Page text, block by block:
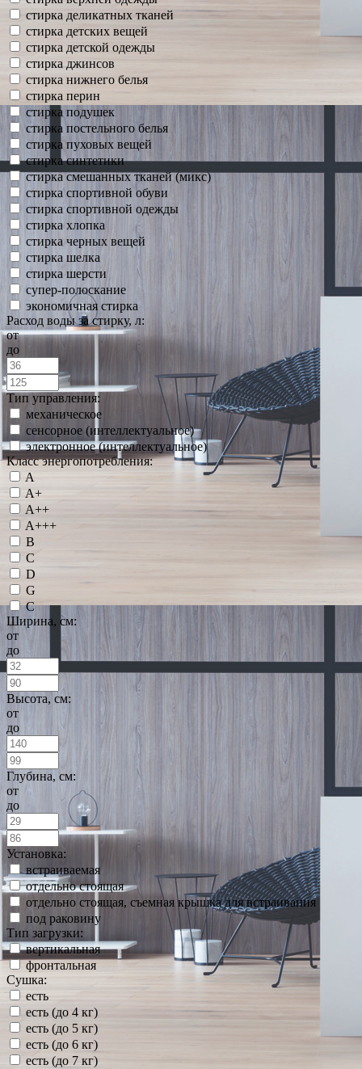
стирка деликатных тканей
стирка детских вещей
стирка детской одежды
стирка джинсов
стирка нижнего белья
стирка перин
стирка подушек
стирка постельного белья
стирка пуховых вещей
стирка синтетики
стирка смешанных тканей (микс)
стирка спортивной обуви
стирка спортивной одежды
стирка хлопка
стирка черных вещей
стирка шелка
стирка шерсти
супер-полоскание
экономичная стирка
Расход воды за стирку, л:
от
до
Тип управления:
механическое
сенсорное (интеллектуальное)
электронное (интеллектуальное)
Класс энергопотребления:
A
A+
A++
A+++
B
C
D
G
С
Ширина, см:
от
до
Высота, см:
от
до
Глубина, см:
от
до
Установка:
встраиваемая
отдельно стоящая
отдельно стоящая, съемная крышка для встраивания
под раковину
Тип загрузки:
вертикальная
фронтальная
Сушка:
есть
есть (до 4 кг)
есть (до 5 кг)
есть (до 6 кг)
есть (до 7 кг)